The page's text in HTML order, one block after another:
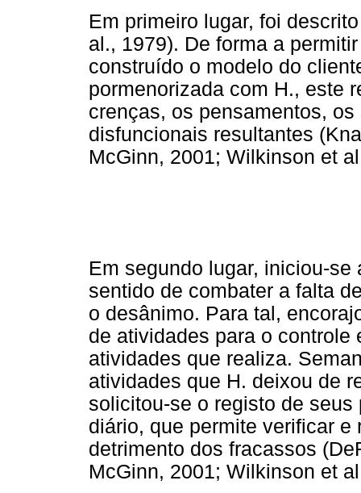
Em primeiro lugar, foi
al., 1979). De forma a
construído o modelo do
pormenorizada com H., este
crenças, os pensamentos,
disfuncionais resultantes
McGinn, 2001; Wilkinson et
Em segundo lugar, iniciou-
sentido de combater a falta
o desânimo. Para tal,
de atividades para o
atividades que realiza.
atividades que H. deixou de
solicitou-se o registo de
diário, que permite verificar
detrimento dos fracassos
McGinn, 2001; Wilkinson et